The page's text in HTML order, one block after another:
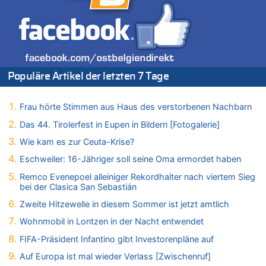
Mehrere Menschen in Londons City niedergestochen
05.08.2026 - 20:36 von Islam Experte zu
Mehrere Menschen in Londons City niedergestochen
05.08.2026 - 20:21 von Dax zu
Wasserstand des Rheins in NRW so niedrig wie noch nie
05.08.2026 - 20:19 von Dax zu
Wasserstand des Rheins in NRW so niedrig wie noch nie
05.08.2026 - 20:11 von Analise zu
Zweite Hitzewelle in diesem Sommer ist jetzt amtlich
05.08.2026 - 19:50 von Pferd und Wagen zu
Aachen ab 11. August wieder Mekka des Pferdesports –
Belgien setzt bei Reit-WM auf starke Springreiter
05.08.2026 - 19:40 von Mungo zu
Fußgänger und Radfahrer sind die häufigsten Opfer
05.08.2026 - 19:34 von Mungo zu
Warum die Waldbrände in Frankreich und Spanien Rekorde
Populäre Artikel der letzten 7 Tage
Frau hörte Stimmen aus Haus des verstorbenen Nachbarn
Das 44. Tirolerfest in Eupen in Bildern [Fotogalerie]
Wie kam es zur Ceuta-Krise?
Eschweiler: 16-Jähriger soll seine Oma ermordet haben
Remco Evenepoel alleiniger Rekordhalter nach viertem Sieg
bei der Clasica San Sebastián
Zweite Hitzewelle in diesem Sommer ist jetzt amtlich
Wohnmobil in Lontzen in der Nacht entwendet
FIFA-Präsident Infantino gibt Investorenpläne auf
Auf Europa ist mal wieder Verlass [Zwischenruf]